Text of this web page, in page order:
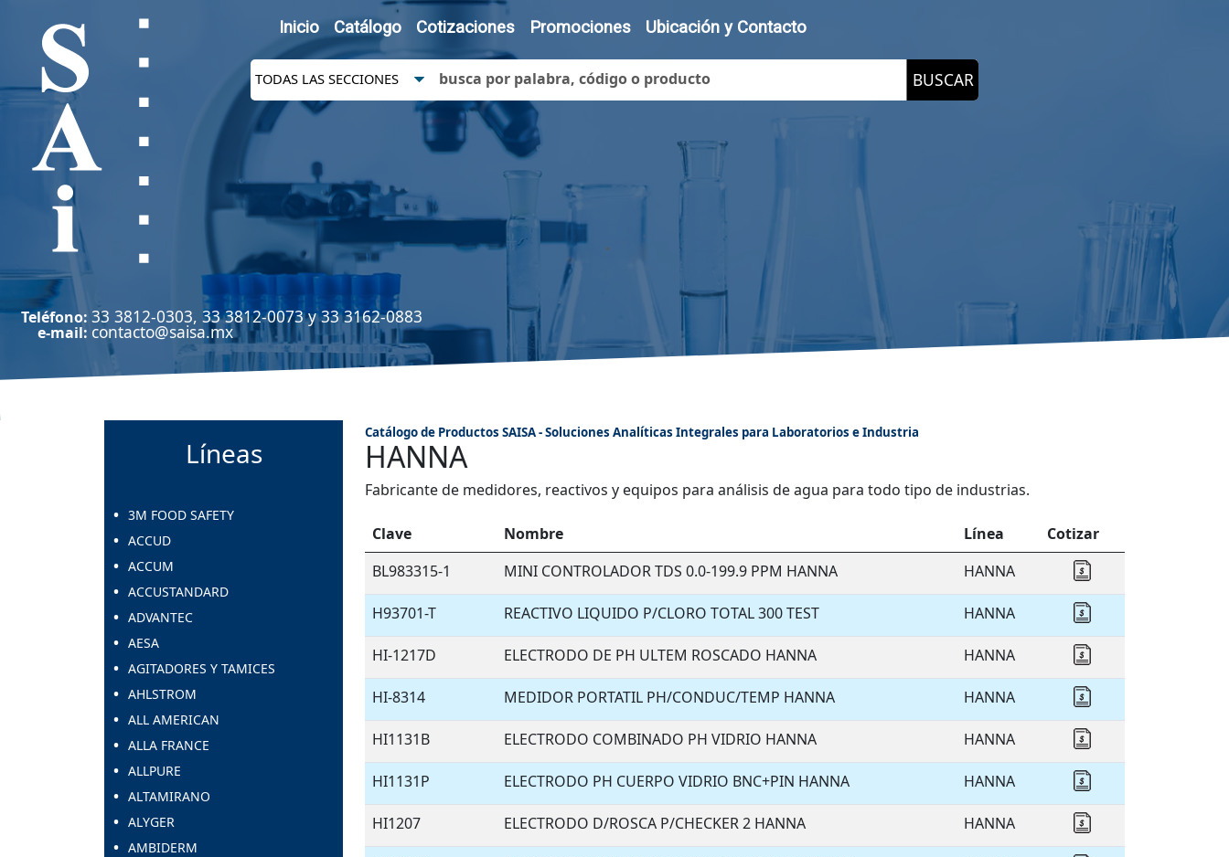
Inicio Catálogo Cotizaciones Promociones Ubicación y Contacto
Teléfono: 33 3812-0303, 33 3812-0073 y 33 3162-0883
e-mail: contacto@saisa.mx
Líneas
3M FOOD SAFETY
ACCUD
ACCUM
ACCUSTANDARD
ADVANTEC
AESA
AGITADORES Y TAMICES
AHLSTROM
ALL AMERICAN
ALLA FRANCE
ALLPURE
ALTAMIRANO
ALYGER
AMBIDERM
Catálogo de Productos SAISA - Soluciones Analíticas Integrales para Laboratorios e Industria
HANNA
Fabricante de medidores, reactivos y equipos para análisis de agua para todo tipo de industrias.
Clave Nombre Línea
Cotizar
BL983315-1
MINI CONTROLADOR TDS 0.0-199.9 PPM HANNA HANNA
H93701-T REACTIVO LIQUIDO P/CLORO TOTAL 300 TEST HANNA
HI-1217D ELECTRODO DE PH ULTEM ROSCADO HANNA HANNA
HI-8314 MEDIDOR PORTATIL PH/CONDUC/TEMP HANNA HANNA
HI1131B ELECTRODO COMBINADO PH VIDRIO HANNA HANNA
HI1131P ELECTRODO PH CUERPO VIDRIO BNC+PIN HANNA HANNA
HI1207 ELECTRODO D/ROSCA P/CHECKER 2 HANNA HANNA